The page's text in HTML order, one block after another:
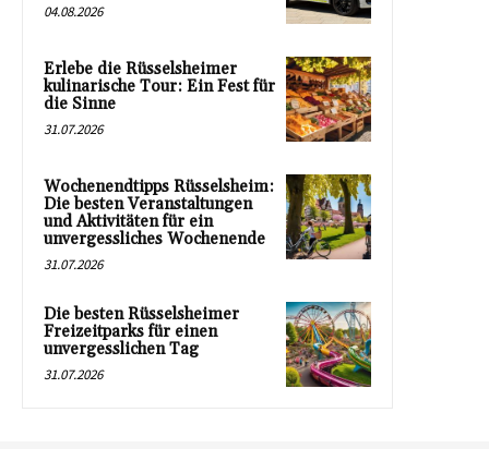
04.08.2026
Erlebe die Rüsselsheimer
kulinarische Tour: Ein Fest für
die Sinne
31.07.2026
Wochenendtipps Rüsselsheim:
Die besten Veranstaltungen
und Aktivitäten für ein
unvergessliches Wochenende
31.07.2026
Die besten Rüsselsheimer
Freizeitparks für einen
unvergesslichen Tag
31.07.2026